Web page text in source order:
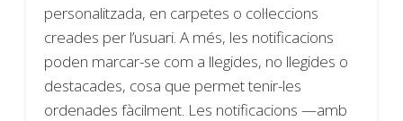
personalitzada, en carpetes o col·leccions
creades per l’usuari. A més, les notificacions
poden marcar-se com a llegides, no llegides o
destacades, cosa que permet tenir-les
ordenades fàcilment. Les notificacions —amb